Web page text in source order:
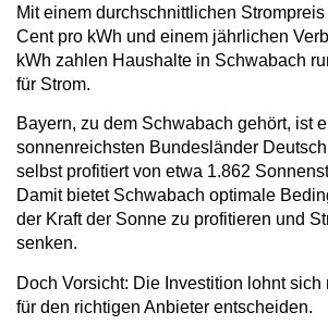
Mit einem durchschnittlichen
Cent pro kWh und einem jährlichen
kWh zahlen Haushalte in Schwabach
für Strom.
Bayern, zu dem Schwabach gehört, ist
sonnenreichsten Bundesländer
selbst profitiert von etwa 1.862
Damit bietet Schwabach optimale
der Kraft der Sonne zu profitieren und
senken.
Doch Vorsicht: Die Investition lohnt sich
für den richtigen Anbieter entscheiden.